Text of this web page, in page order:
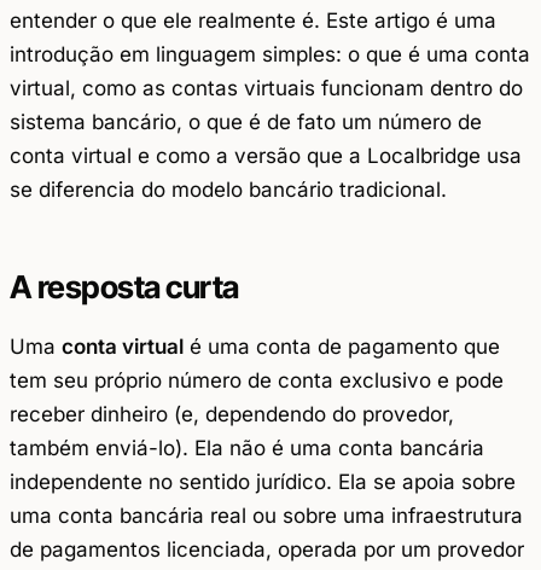
entender o que ele realmente é. Este artigo é uma
introdução em linguagem simples: o que é uma conta
virtual, como as contas virtuais funcionam dentro do
sistema bancário, o que é de fato um número de
conta virtual e como a versão que a Localbridge usa
se diferencia do modelo bancário tradicional.
A resposta curta
Uma conta virtual é uma conta de pagamento que
tem seu próprio número de conta exclusivo e pode
receber dinheiro (e, dependendo do provedor,
também enviá-lo). Ela não é uma conta bancária
independente no sentido jurídico. Ela se apoia sobre
uma conta bancária real ou sobre uma infraestrutura
de pagamentos licenciada, operada por um provedor